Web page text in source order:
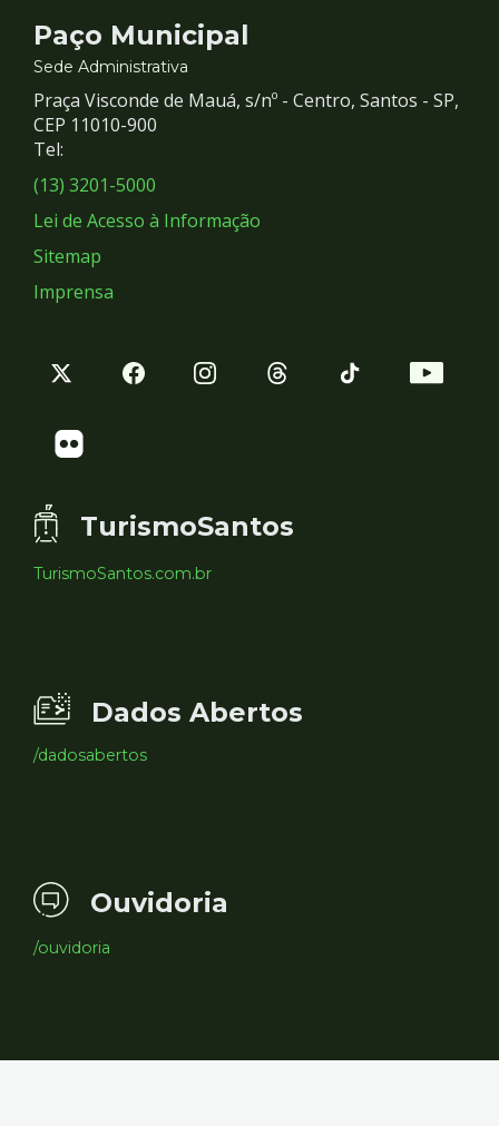
Contato
e
Redes
Sociais
Paço Municipal
Sede Administrativa
Praça Visconde de Mauá, s/nº - Centro, Santos - SP,
CEP 11010-900
Tel:
(13) 3201-5000
Lei de Acesso à Informação
Sitemap
Imprensa
TurismoSantos
TurismoSantos.com.br
Dados Abertos
/dadosabertos
Ouvidoria
/ouvidoria